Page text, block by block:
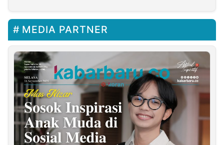
MEDIA PARTNER